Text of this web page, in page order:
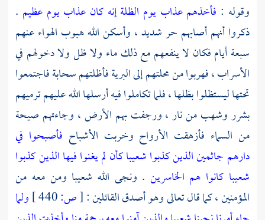
وقوله : فأخذهم عذاب يوم الظلة إنه كان عذاب يوم عظيم .
ذكروا أنهم أصابهم حر شديد ، وأسكن الله هبوب الهواء عنهم
سبعة أيام فكان لا ينفعهم مع ذلك ماء ولا ظل ولا دخولهم في
الأسراب ، فهربوا من محلتهم إلى البرية فأظلتهم سحابة فاجتمعوا
تحتها ليستظلوا بظلها ، فلما تكاملوا فيه أرسلها الله عليهم ترميهم
بشرر وشهب من نار ، ورجفت بهم الأرض ، وجاءتهم صيحة
من السماء فأزهقت الأرواح وخربت الأشباح فأصبحوا في
دارهم جاثمين الذين كذبوا شعيبا كأن لم يغنوا فيها الذين كذبوا
شعيبا كانوا هم الخاسرين . ونجى الله شعيبا ومن معه من
المؤمنين ، كما قال تعالى وهو أصدق القائلين :[ص:
ولما